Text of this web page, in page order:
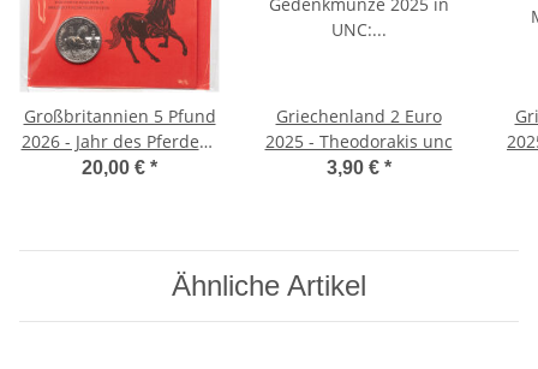
Großbritannien 5 Pfund
2026 - Jahr des Pferdes -
BU
20,00 € *
Griechenland 2 Euro
2025 - Theodorakis unc
3,90 € *
Ähnliche Artikel